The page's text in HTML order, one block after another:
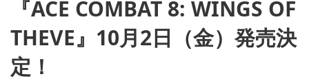
『ACE COMBAT 8: WINGS OF
THEVE』10月2日（金）発売決
定！